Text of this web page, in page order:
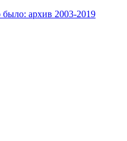
было: архив 2003-2019